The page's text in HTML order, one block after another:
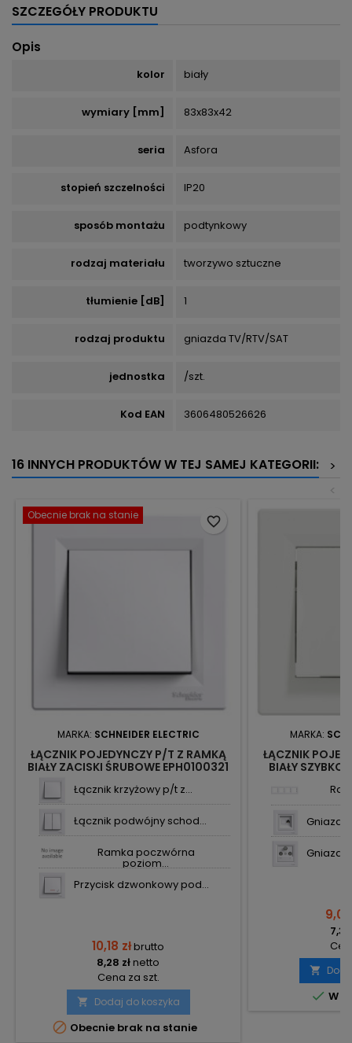
SZCZEGÓŁY PRODUKTU
Opis
kolor biały
wymiary [mm] 83x83x42
seria Asfora
stopień szczelności IP20
sposób montażu podtynkowy
rodzaj materiału tworzywo sztuczne
tłumienie [dB] 1
rodzaj produktu gniazda TV/RTV/SAT
jednostka /szt.
Kod EAN 3606480526626
16 INNYCH PRODUKTÓW W TEJ SAMEJ KATEGORII:
>
<
Obecnie brak na stanie
MARKA: SCHNEIDER ELECTRIC
ŁĄCZNIK POJEDYNCZY P/T Z RAMKĄ
BIAŁY ZACISKI ŚRUBOWE EPH0100321
ASFORA SCHNEIDER
Łącznik krzyżowy p/t z...
Łącznik podwójny schod...
Ramka poczwórna
poziom...
Przycisk dzwonkowy pod...
10,18 złbrutto
8,28 złnetto
Cena za szt.
 Dodaj do koszyka
 Obecnie brak na stanie
favorite_border
MARKA:
ŁĄCZNIK
BIAŁY
Gniazdo
Gniazdo
9,07
7,37

 W